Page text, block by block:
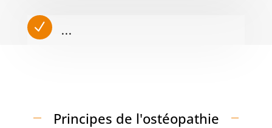
N ...
Principes de l'ostéopathie